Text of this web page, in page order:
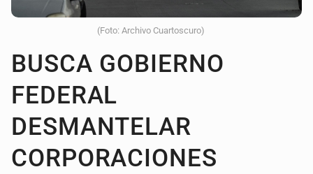
(Foto: Archivo Cuartoscuro)
BUSCA GOBIERNO
FEDERAL
DESMANTELAR
CORPORACIONES